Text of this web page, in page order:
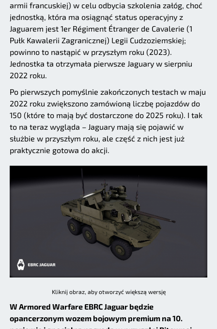
armii francuskiej) w celu odbycia szkolenia załóg, choć
jednostką, która ma osiągnąć status operacyjny z
Jaguarem jest 1er Régiment Étranger de Cavalerie (1
Pułk Kawalerii Zagranicznej) Legii Cudzoziemskiej;
powinno to nastąpić w przyszłym roku (2023).
Jednostka ta otrzymała pierwsze Jaguary w sierpniu
2022 roku.
Po pierwszych pomyślnie zakończonych testach w maju
2022 roku zwiększono zamówioną liczbę pojazdów do
150 (które to mają być dostarczone do 2025 roku). I tak
to na teraz wygląda – Jaguary mają się pojawić w
służbie w przyszłym roku, ale część z nich jest już
praktycznie gotowa do akcji.
Kliknij obraz, aby otworzyć większą wersję
W Armored Warfare EBRC Jaguar będzie
opancerzonym wozem bojowym premium na 10.